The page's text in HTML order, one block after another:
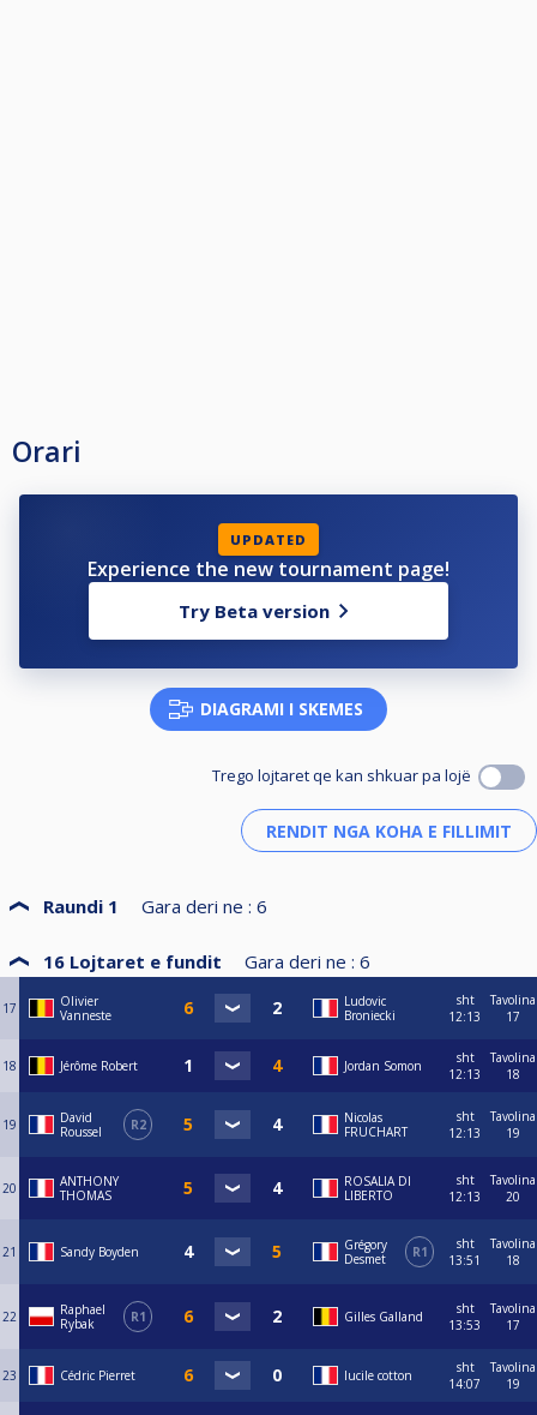
Orari
UPDATED
Experience the new tournament page!
Try Beta version
DIAGRAMI I SKEMES
Trego lojtaret qe kan shkuar pa lojë
Raundi 1 Gara deri ne : 6
16 Lojtaret e fundit Gara deri ne : 6
17
Olivier
Vanneste
Ludovic
Broniecki
sht
12:13
Tavolina
17
18 Jérôme Robert Jordan Somon
sht
12:13
Tavolina
18
19
David
Roussel
R2
Nicolas
FRUCHART
sht
12:13
Tavolina
19
20
ANTHONY
THOMAS
ROSALIA DI
LIBERTO
sht
12:13
Tavolina
20
21 Sandy Boyden
Grégory
Desmet
R1
sht
13:51
Tavolina
18
22
Raphael
Rybak
R1 Gilles Galland
sht
13:53
Tavolina
17
23 Cédric Pierret lucile cotton
sht
14:07
Tavolina
19